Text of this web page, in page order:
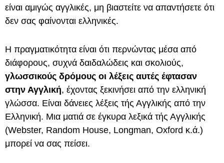
είναι αμιγώς αγγλικές, μη βιαστείτε να απαντήσετε ότι
δεν σας φαίνονται ελληνικές.
Η πραγματικότητα είναι ότι περνώντας μέσα από
διάφορους, συχνά δαιδαλώδεις και σκολιούς,
γλωσσικούς δρόμους οι λέξεις αυτές έφτασαν
στην Αγγλική, έχοντας ξεκινήσει από την ελληνική
γλώσσα. Είναι δάνειες λέξεις τής Αγγλικής από την
Ελληνική. Μια ματιά σε έγκυρα λεξικά τής Αγγλικής
(Webster, Random House, Longman, Oxford κ.ά.)
μπορεί να σας πείσει.